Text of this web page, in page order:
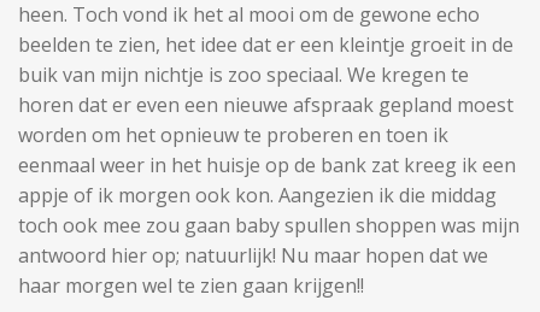
heen. Toch vond ik het al mooi om de gewone echo
beelden te zien, het idee dat er een kleintje groeit in de
buik van mijn nichtje is zoo speciaal. We kregen te
horen dat er even een nieuwe afspraak gepland moest
worden om het opnieuw te proberen en toen ik
eenmaal weer in het huisje op de bank zat kreeg ik een
appje of ik morgen ook kon. Aangezien ik die middag
toch ook mee zou gaan baby spullen shoppen was mijn
antwoord hier op; natuurlijk! Nu maar hopen dat we
haar morgen wel te zien gaan krijgen!!